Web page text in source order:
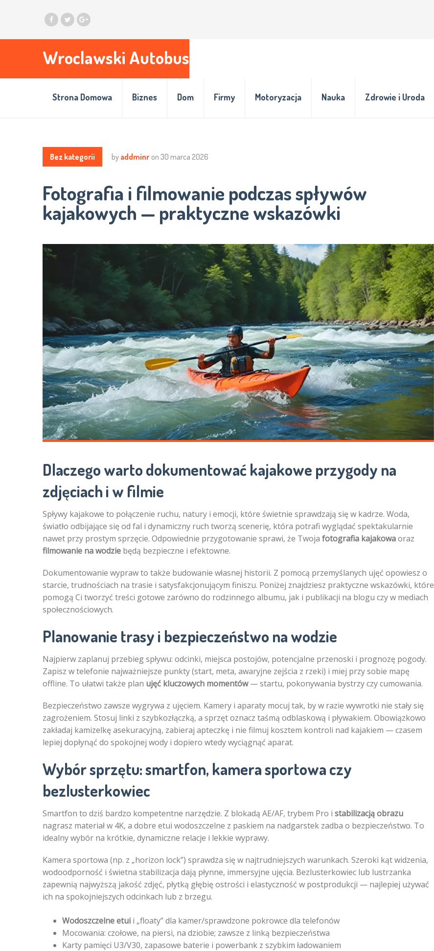
Wroclawski Autobus
Strona Domowa Biznes Dom Firmy Motoryzacja Nauka Zdrowie i Uroda
Bez kategorii by addminr on 30 marca 2026
Fotografia i filmowanie podczas spływów
kajakowych — praktyczne wskazówki
Dlaczego warto dokumentować kajakowe przygody na
zdjęciach i w filmie
Spływy kajakowe to połączenie ruchu, natury i emocji, które świetnie sprawdzają się w kadrze. Woda,
światło odbijające się od fal i dynamiczny ruch tworzą scenerię, która potrafi wyglądać spektakularnie
nawet przy prostym sprzęcie. Odpowiednie przygotowanie sprawi, że Twoja fotografia kajakowaoraz
filmowanie na wodzie będą bezpieczne i efektowne.
Dokumentowanie wypraw to także budowanie własnej historii. Z pomocą przemyślanych ujęć opowiesz o
starcie, trudnościach na trasie i satysfakcjonującym finiszu. Poniżej znajdziesz praktyczne wskazówki, które
pomogą Ci tworzyć treści gotowe zarówno do rodzinnego albumu, jak i publikacji na blogu czy w mediach
społecznościowych.
Planowanie trasy i bezpieczeństwo na wodzie
Najpierw zaplanuj przebieg spływu: odcinki, miejsca postojów, potencjalne przenoski i prognozę pogody.
Zapisz w telefonie najważniejsze punkty (start, meta, awaryjne zejścia z rzeki) i miej przy sobie mapę
offline. To ułatwi także plan ujęć kluczowych momentów— startu, pokonywania bystrzy czy cumowania.
Bezpieczeństwo zawsze wygrywa z ujęciem. Kamery i aparaty mocuj tak, by w razie wywrotki nie stały się
zagrożeniem. Stosuj linki z szybkozłączką, a sprzęt oznacz taśmą odblaskową i pływakiem. Obowiązkowo
zakładaj kamizelkę asekuracyjną, zabieraj apteczkę i nie filmuj kosztem kontroli nad kajakiem — czasem
lepiej dopłynąć do spokojnej wody i dopiero wtedy wyciągnąć aparat.
Wybór sprzętu: smartfon, kamera sportowa czy
bezlusterkowiec
Smartfon to dziś bardzo kompetentne narzędzie. Z blokadą AE/AF, trybem Pro i stabilizacją obrazu
nagrasz materiał w 4K, a dobre etui wodoszczelne z paskiem na nadgarstek zadba o bezpieczeństwo. To
idealny wybór na krótkie, dynamiczne relacje i lekkie wyprawy.
Kamera sportowa (np. z „horizon lock”) sprawdza się w najtrudniejszych warunkach. Szeroki kąt widzenia,
wodoodporność i świetna stabilizacja dają płynne, immersyjne ujęcia. Bezlusterkowiec lub lustrzanka
zapewnią najwyższą jakość zdjęć, płytką głębię ostrości i elastyczność w postprodukcji — najlepiej używać
ich na spokojniejszych odcinkach lub z brzegu.
Wodoszczelne etui i „floaty” dla kamer/sprawdzone pokrowce dla telefonów
Mocowania: czołowe, na piersi, na dziobie; zawsze z linką bezpieczeństwa
Karty pamięci U3/V30, zapasowe baterie i powerbank z szybkim ładowaniem